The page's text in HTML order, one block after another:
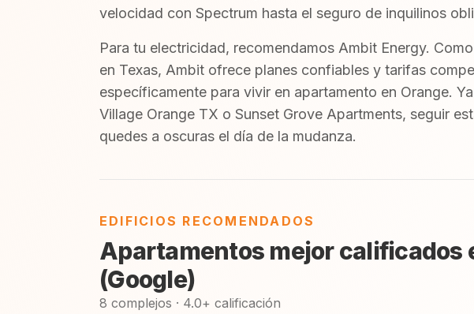
velocidad con Spectrum hasta el seguro de inquilinos
Para tu electricidad, recomendamos Ambit Energy.
en Texas, Ambit ofrece planes confiables y tarifas
específicamente para vivir en apartamento en Orange.
Village Orange TX o Sunset Grove Apartments, seguir
quedes a oscuras el día de la mudanza.
EDIFICIOS RECOMENDADOS
Apartamentos mejor calificados
(Google)
8 complejos · 4.0+ calificación